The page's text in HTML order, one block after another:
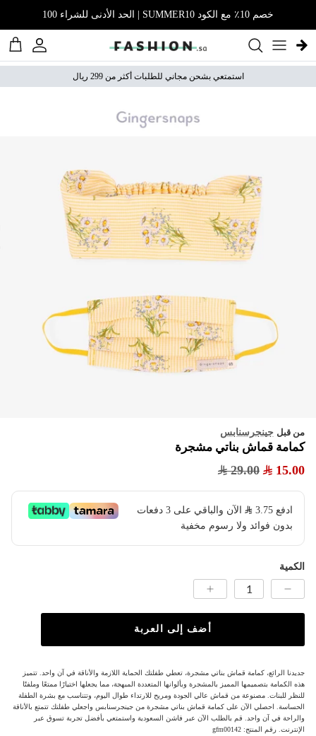
خصم 10٪ مع الكود SUMMER10 | الحد الأدنى للشراء 100
الحساب
استمتعي بشحن مجاني للطلبات أكثر من 299 ريال
من قبل جينجرسنابس
كمامة قماش بناتي مشجرة
15.00
29.00
ادفع 3.75
​ الآن والباقي على 3 دفعات
بدون فوائد ولا رسوم مخفية
الكمية
أضف إلى العربة
جديدنا الرائع، كمامة قماش بناتي مشجرة، تعطي طفلتك الحماية اللازمة والأناقة في آن واحد. تتميز
هذه الكمامة بتصميمها المميز بالمشجرة وبألوانها المتعددة المبهجة، مما يجعلها اختيارًا ممتعًا وملفتًا
للنظر للبنات. مصنوعة من قماش عالي الجودة ومريح للارتداء طوال اليوم، وتتناسب مع بشرة الطفلة
الحساسة. احصلي الآن على كمامة قماش بناتي مشجرة من جينجرسنابس واجعلي طفلتك تتمتع بالأناقة
والراحة في آن واحد. قم بالطلب الآن عبر فاشن السعودية واستمتعي بأفضل تجربة تسوق عبر
الإنترنت. رقم المنتج: gfm00142